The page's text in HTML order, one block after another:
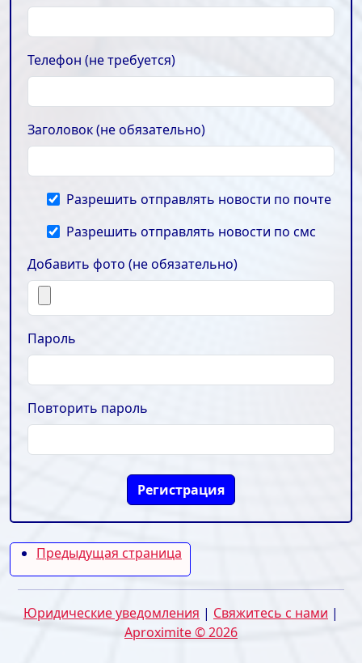
Телефон (не требуется)
Заголовок (не обязательно)
Разрешить отправлять новости по почте
Разрешить отправлять новости по смс
Добавить фото (не обязательно)
Пароль
Повторить пароль
Регистрация
Предыдущая страница
Юридические уведомления | Свяжитесь с нами |
Aproximite © 2026